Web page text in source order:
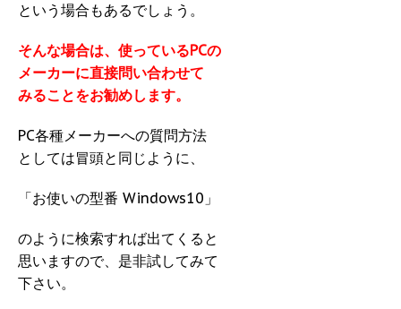
という場合もあるでしょう。
そんな場合は、使っているPCの
メーカーに直接問い合わせて
みることをお勧めします。
PC各種メーカーへの質問方法
としては冒頭と同じように、
「お使いの型番 Windows10」
のように検索すれば出てくると
思いますので、是非試してみて
下さい。